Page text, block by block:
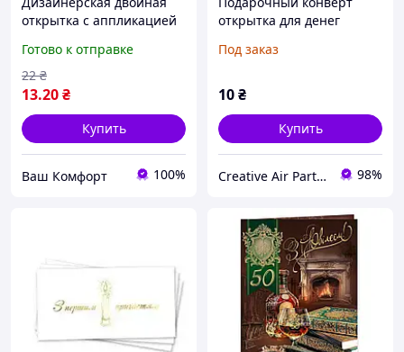
открытка с аппликацией
Готово к отправке
13.20₴
22 ₴
Купить
Ваш Комфорт 100%
открытка для денег
Под заказ
10₴
Купить
Creative Air Party - КРЕАТИВНА ПОВІТРЯНА ВЕЧІРКА 98%